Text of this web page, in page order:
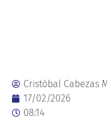
Cristóbal Cabezas
17/02/2026
08:14